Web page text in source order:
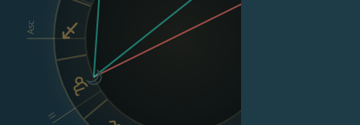
Asc
II